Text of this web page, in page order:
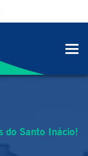
do Santo Inácio!